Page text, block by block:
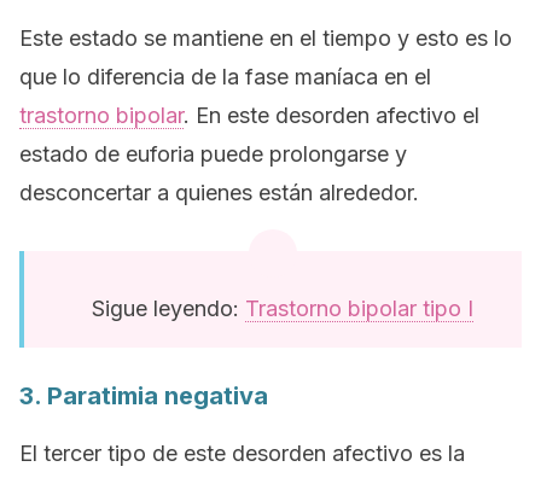
Este estado se mantiene en el tiempo y esto es lo
que lo diferencia de la fase maníaca en el
trastorno bipolar. En este desorden afectivo el
estado de euforia puede prolongarse y
desconcertar a quienes están alrededor.
Sigue leyendo: Trastorno bipolar tipo I
3. Paratimia negativa
El tercer tipo de este desorden afectivo es la